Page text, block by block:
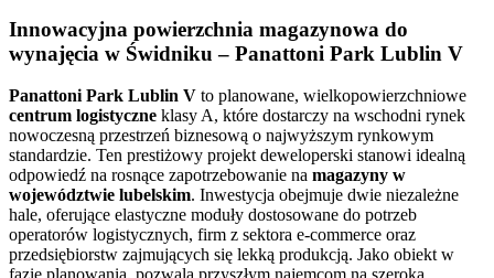
Innowacyjna powierzchnia magazynowa do
wynajęcia w Świdniku – Panattoni Park Lublin V
Panattoni Park Lublin V to planowane, wielkopowierzchniowe
centrum logistyczne klasy A, które dostarczy na wschodni rynek
nowoczesną przestrzeń biznesową o najwyższym rynkowym
standardzie. Ten prestiżowy projekt deweloperski stanowi idealną
odpowiedź na rosnące zapotrzebowanie na magazyny w
województwie lubelskim. Inwestycja obejmuje dwie niezależne
hale, oferujące elastyczne moduły dostosowane do potrzeb
operatorów logistycznych, firm z sektora e-commerce oraz
przedsiębiorstw zajmujących się lekką produkcją. Jako obiekt w